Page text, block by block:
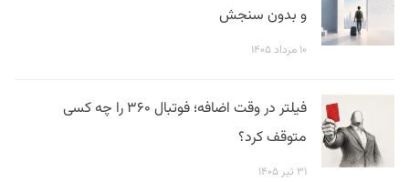
و بدون سنجش
۱۰ مرداد ۱۴۰۵
فیلتر در وقت اضافه؛ فوتبال ۳۶۰ را چه کسی
متوقف کرد؟
۳۱ تیر ۱۴۰۵